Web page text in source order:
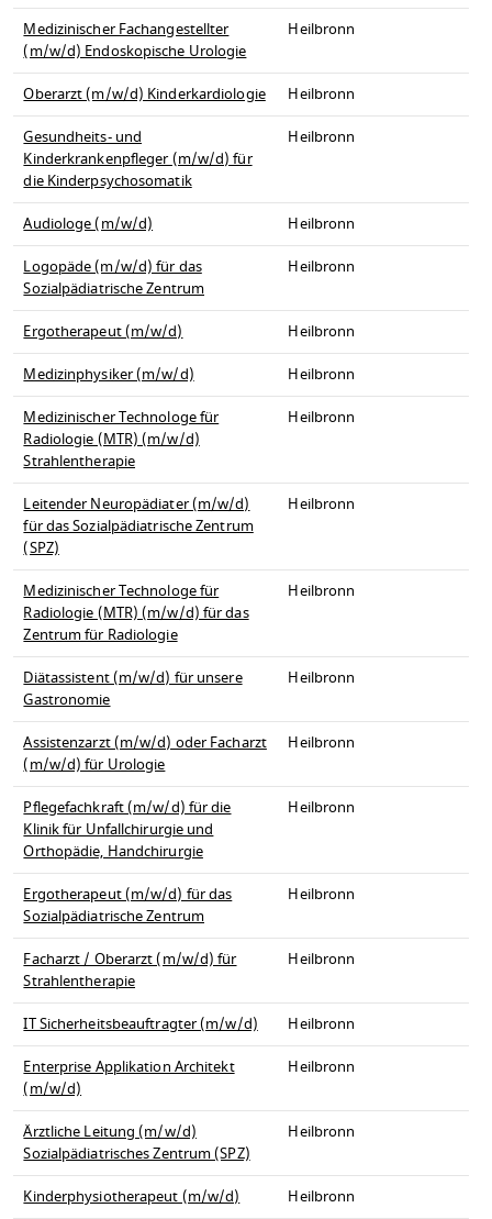
Medizinischer Fachangestellter
(m/w/d) Endoskopische Urologie
Heilbronn
Oberarzt (m/w/d) Kinderkardiologie
Heilbronn
Gesundheits- und
Kinderkrankenpfleger (m/w/d) für
die Kinderpsychosomatik
Heilbronn
Audiologe (m/w/d)
Heilbronn
Logopäde (m/w/d) für das
Sozialpädiatrische Zentrum
Heilbronn
Ergotherapeut (m/w/d)
Heilbronn
Medizinphysiker (m/w/d)
Heilbronn
Medizinischer Technologe für
Radiologie (MTR) (m/w/d)
Strahlentherapie
Heilbronn
Leitender Neuropädiater (m/w/d)
für das Sozialpädiatrische Zentrum
(SPZ)
Heilbronn
Medizinischer Technologe für
Radiologie (MTR) (m/w/d) für das
Zentrum für Radiologie
Heilbronn
Diätassistent (m/w/d) für unsere
Gastronomie
Heilbronn
Assistenzarzt (m/w/d) oder Facharzt
(m/w/d) für Urologie
Heilbronn
Pflegefachkraft (m/w/d) für die
Klinik für Unfallchirurgie und
Orthopädie, Handchirurgie
Heilbronn
Ergotherapeut (m/w/d) für das
Sozialpädiatrische Zentrum
Heilbronn
Facharzt / Oberarzt (m/w/d) für
Strahlentherapie
Heilbronn
IT Sicherheitsbeauftragter (m/w/d)
Heilbronn
Enterprise Applikation Architekt
(m/w/d)
Heilbronn
Ärztliche Leitung (m/w/d)
Sozialpädiatrisches Zentrum (SPZ)
Heilbronn
Kinderphysiotherapeut (m/w/d)
Heilbronn